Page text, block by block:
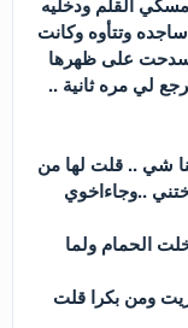
وتتأوه وكانت
على ظهرها
لي مره ثانية ..
شي .. قلت لها من
..وجاءاخوي
الحمام ولما
ومن بكرا قلت